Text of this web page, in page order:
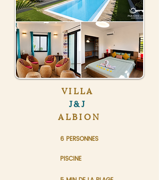
VILLA
J&J
ALBION
6 PERSONNES
PISCINE